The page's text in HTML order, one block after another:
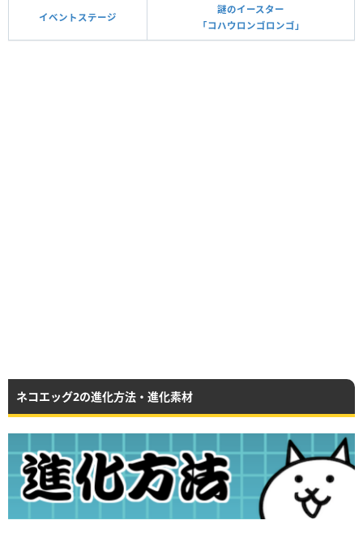
イベントステージ
謎のイースター
「コハウロンゴロンゴ」
ネコエッグ2の進化方法・進化素材